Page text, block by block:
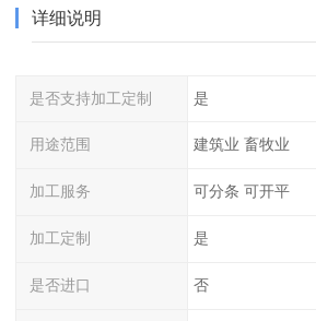
详细说明
是否支持加工定制 是
用途范围 建筑业 畜牧业
加工服务 可分条 可开平
加工定制 是
是否进口 否